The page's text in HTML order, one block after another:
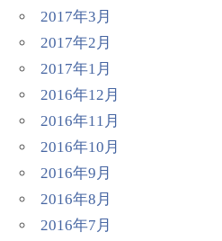
2017年3月
2017年2月
2017年1月
2016年12月
2016年11月
2016年10月
2016年9月
2016年8月
2016年7月